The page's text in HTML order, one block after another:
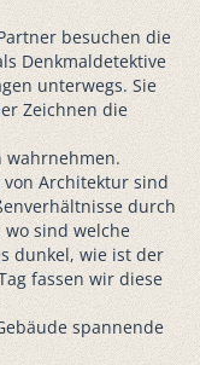
besuchen die
Denkmaldetektive
unterwegs. Sie
Zeichnen die
wahrnehmen.
Architektur sind
durch
wo sind welche
dunkel, wie ist der
fassen wir diese
spannende